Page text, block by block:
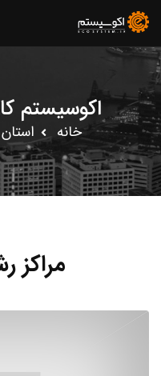
اکوسیستم
خانه
مراکز